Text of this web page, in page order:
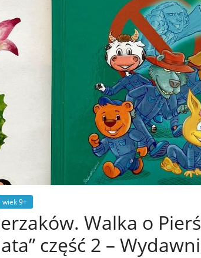
wiek 9+
Walka o
część 2 –